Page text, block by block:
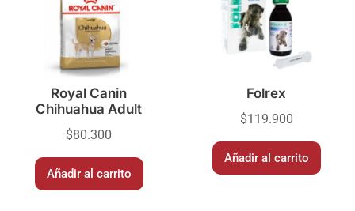
Royal Canin
Chihuahua Adult
$80.300
Añadir al carrito
Folrex
$119.900
Añadir al carrito